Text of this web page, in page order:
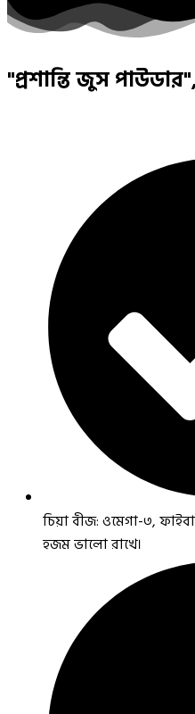
"প্রশান্তি জুস
চিয়া বীজ: ওমেগা-৩,
হজম ভালো রাখে।